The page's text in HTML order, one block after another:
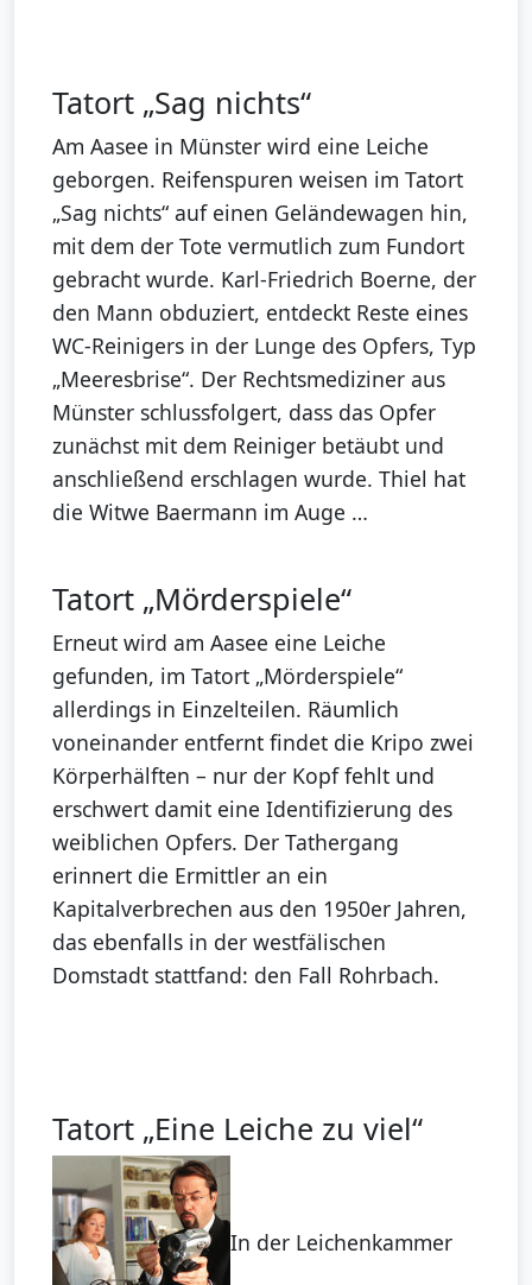
Tatort „Sag nichts“
Am Aasee in Münster wird eine Leiche
geborgen. Reifenspuren weisen im Tatort
„Sag nichts“ auf einen Geländewagen hin,
mit dem der Tote vermutlich zum Fundort
gebracht wurde. Karl-Friedrich Boerne, der
den Mann obduziert, entdeckt Reste eines
WC-Reinigers in der Lunge des Opfers, Typ
„Meeresbrise“. Der Rechtsmediziner aus
Münster schlussfolgert, dass das Opfer
zunächst mit dem Reiniger betäubt und
anschließend erschlagen wurde. Thiel hat
die Witwe Baermann im Auge …
Tatort „Mörderspiele“
Erneut wird am Aasee eine Leiche
gefunden, im Tatort „Mörderspiele“
allerdings in Einzelteilen. Räumlich
voneinander entfernt findet die Kripo zwei
Körperhälften – nur der Kopf fehlt und
erschwert damit eine Identifizierung des
weiblichen Opfers. Der Tathergang
erinnert die Ermittler an ein
Kapitalverbrechen aus den 1950er Jahren,
das ebenfalls in der westfälischen
Domstadt stattfand: den Fall Rohrbach.
Tatort „Eine Leiche zu viel“
In der Leichenkammer